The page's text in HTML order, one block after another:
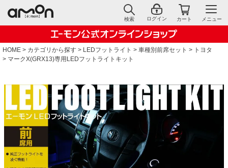
検索 ログイン カート メニュー
HOME カテゴリから探す LEDフットライト 車種別前席セット
トヨタ
マークX(GRX13)専用LEDフットライトキット